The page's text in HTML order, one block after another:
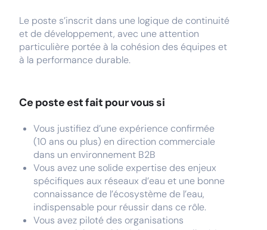
Le poste s’inscrit dans une logique de continuité
et de développement, avec une attention
particulière portée à la cohésion des équipes et
à la performance durable.
Ce poste est fait pour vous si
Vous justifiez d’une expérience confirmée
(10 ans ou plus) en direction commerciale
dans un environnement B2B
Vous avez une solide expertise des enjeux
spécifiques aux réseaux d’eau et une bonne
connaissance de l’écosystème de l’eau,
indispensable pour réussir dans ce rôle.
Vous avez piloté des organisations